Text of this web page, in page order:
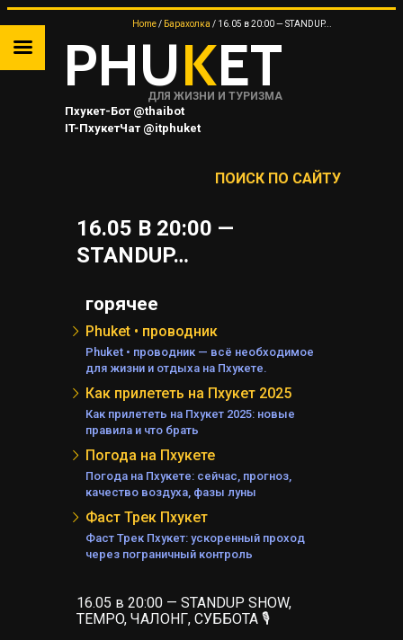
Home Барахолка 16.05 в 20:00 — STANDUP...
PHUKET
ДЛЯ ЖИЗНИ И ТУРИЗМА
Пхукет-Бот @thaibot
IT-ПхукетЧат @itphuket
ПОИСК ПО САЙТУ
16.05 В 20:00 —
STANDUP…
горячее
Phuket • проводник
Phuket • проводник — всё необходимое
для жизни и отдыха на Пхукете.
Как прилететь на Пхукет 2025
Как прилететь на Пхукет 2025: новые
правила и что брать
Погода на Пхукете
Погода на Пхукете: сейчас, прогноз,
качество воздуха, фазы луны
Фаст Трек Пхукет
Фаст Трек Пхукет: ускоренный проход
через пограничный контроль
16.05 в 20:00 — STANDUP SHOW,
TEMPO, ЧАЛОНГ, СУББОТА 🎙